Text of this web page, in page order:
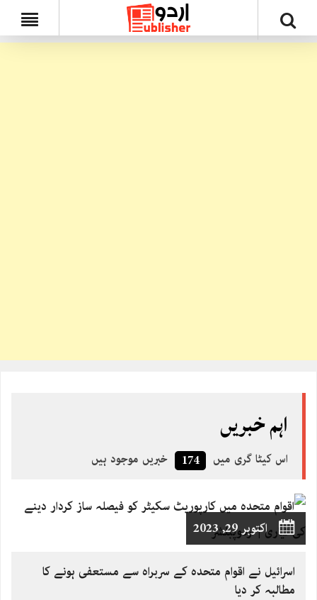
اہم خبریں
اس کیٹا گری میں 174 خبریں موجود ہیں
اکتوبر 29, 2023
اسرائیل نے اقوام متحدہ کے سربراہ سے مستعفی ہونے کا
مطالبہ کر دیا